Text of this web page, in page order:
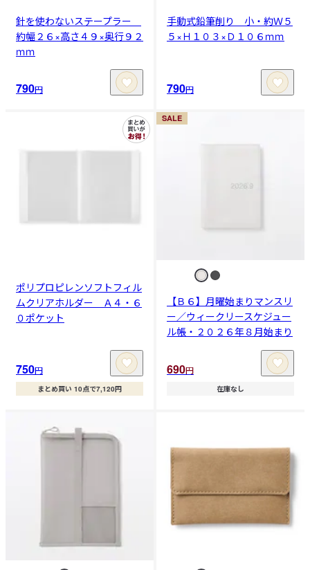
針を使わないステープラー
約幅２６×高さ４９×奥行９２
ｍｍ
790円
手動式鉛筆削り 小・約Ｗ５
５×Ｈ１０３×Ｄ１０６ｍｍ
790円
ポリプロピレンソフトフィル
ムクリアホルダー Ａ４・６
０ポケット
750円
まとめ買い 10点で7,120円
SALE
【Ｂ６】月曜始まりマンスリ
ー／ウィークリースケジュー
ル帳・２０２６年８月始まり
690円
在庫なし